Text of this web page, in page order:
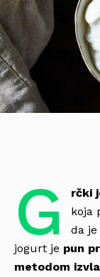
G rčki
koja
da je
jogurt je pun
metodom